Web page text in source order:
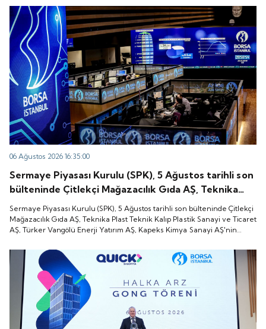
06 Ağustos 2026 16:35:00
Sermaye Piyasası Kurulu (SPK), 5 Ağustos tarihli son
bülteninde Çitlekçi Mağazacılık Gıda AŞ, Teknika
Plast Teknik Kalıp Plastik Sanayi ve Ticaret AŞ,
Türker Vangölü Enerji Yatırım AŞ, Kapeks Kimya
Sanayi AŞ'nin halka arzlarına onay verdiği duyurdu.
Sermaye Piyasası Kurulu (SPK), 5 Ağustos tarihli son bülteninde Çitlekçi
Mağazacılık Gıda AŞ, Teknika Plast Teknik Kalıp Plastik Sanayi ve Ticaret
AŞ, Türker Vangölü Enerji Yatırım AŞ, Kapeks Kimya Sanayi AŞ'nin